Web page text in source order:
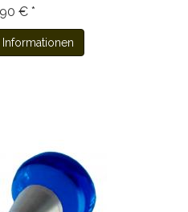
€ *
Informationen